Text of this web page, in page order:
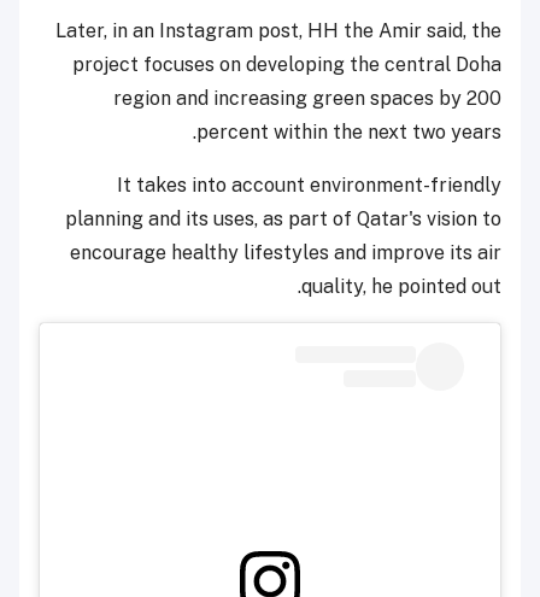
Later, in an Instagram post, HH the Amir said, the
project focuses on developing the central Doha
region and increasing green spaces by 200
percent within the next two years.
It takes into account environment-friendly
planning and its uses, as part of Qatar's vision to
encourage healthy lifestyles and improve its air
quality, he pointed out.